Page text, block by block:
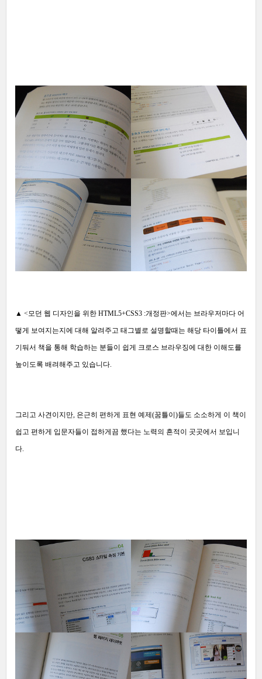
▲ <모던 웹 디자인을 위한 HTML5+CSS3 :개정판>에서는 브라우저마다 어
떻게 보여지는지에 대해 알려주고 태그별로 설명할때는 해당 타이틀에서 표
기둬서 책을 통해 학습하는 분들이 쉽게 크로스 브라우징에 대한 이해도를
높이도록 배려해주고 있습니다.
그리고 사견이지만, 은근히 편하게 표현 예제(꿈틀이)들도 소소하게 이 책이
쉽고 편하게 입문자들이 접하게끔 했다는 노력의 흔적이 곳곳에서 보입니
다.